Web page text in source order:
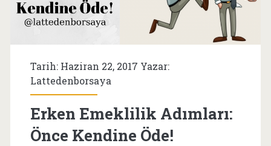
Tarih: Haziran 22, 2017 Yazar:
Lattedenborsaya
Erken Emeklilik Adımları:
Önce Kendine Öde!